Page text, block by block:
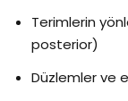
Terimlerin
posterior)
Düzlemler ve